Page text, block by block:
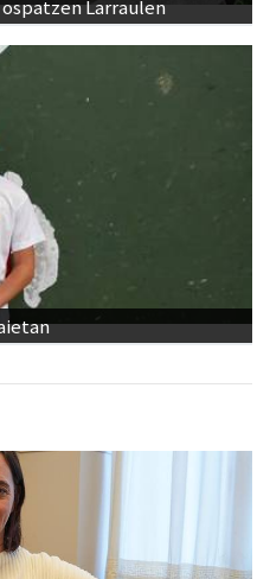
Larraulen